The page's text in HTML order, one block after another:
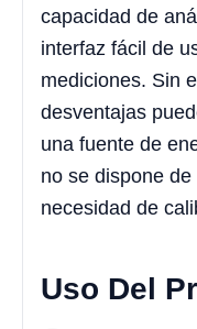
capacidad de
interfaz fácil de
mediciones. Sin
desventajas
una fuente de
no se dispone
necesidad de
Uso Del